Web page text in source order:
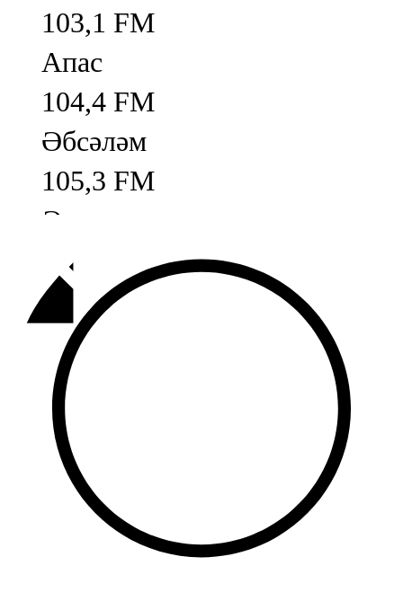
103,1 FM
Апас
104,4 FM
Әбсәләм
105,3 FM
Әлмәт
92,9 FM
Базарлы матак
107,1 FM
Балык бистәсе
104,9 FM
Баулы
107,5 FM
Биләр